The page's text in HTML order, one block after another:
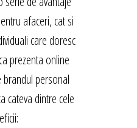
afaceri, cat si
care doresc
prezenta online
brandul personal
cateva dintre cele